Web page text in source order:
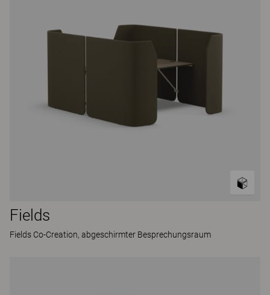
Fields
Fields Co-Creation, abgeschirmter Besprechungsraum